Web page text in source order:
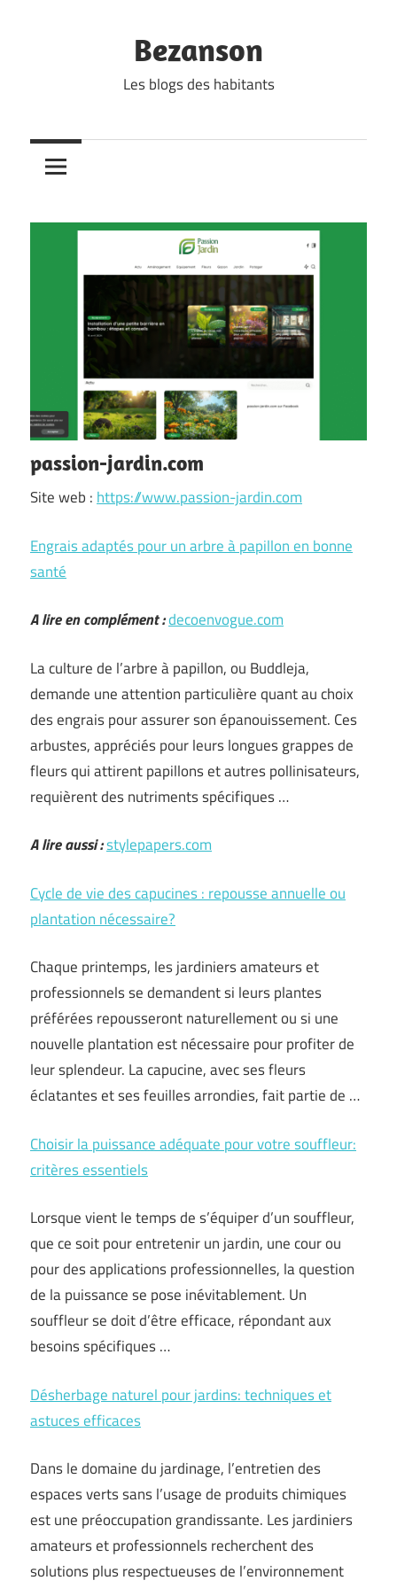
Bezanson
Les blogs des habitants
passion-jardin.com
Site web : https://www.passion-jardin.com
Engrais adaptés pour un arbre à papillon en bonne
santé
A lire en complément :decoenvogue.com
La culture de l’arbre à papillon, ou Buddleja,
demande une attention particulière quant au choix
des engrais pour assurer son épanouissement. Ces
arbustes, appréciés pour leurs longues grappes de
fleurs qui attirent papillons et autres pollinisateurs,
requièrent des nutriments spécifiques …
A lire aussi :stylepapers.com
Cycle de vie des capucines : repousse annuelle ou
plantation nécessaire?
Chaque printemps, les jardiniers amateurs et
professionnels se demandent si leurs plantes
préférées repousseront naturellement ou si une
nouvelle plantation est nécessaire pour profiter de
leur splendeur. La capucine, avec ses fleurs
éclatantes et ses feuilles arrondies, fait partie de …
Choisir la puissance adéquate pour votre souffleur:
critères essentiels
Lorsque vient le temps de s’équiper d’un souffleur,
que ce soit pour entretenir un jardin, une cour ou
pour des applications professionnelles, la question
de la puissance se pose inévitablement. Un
souffleur se doit d’être efficace, répondant aux
besoins spécifiques …
Désherbage naturel pour jardins: techniques et
astuces efficaces
Dans le domaine du jardinage, l’entretien des
espaces verts sans l’usage de produits chimiques
est une préoccupation grandissante. Les jardiniers
amateurs et professionnels recherchent des
solutions plus respectueuses de l’environnement